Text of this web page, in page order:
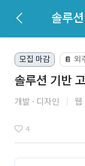
솔루
모집 마감 📔 외
솔루션 기반
개발 디자인 웹
4